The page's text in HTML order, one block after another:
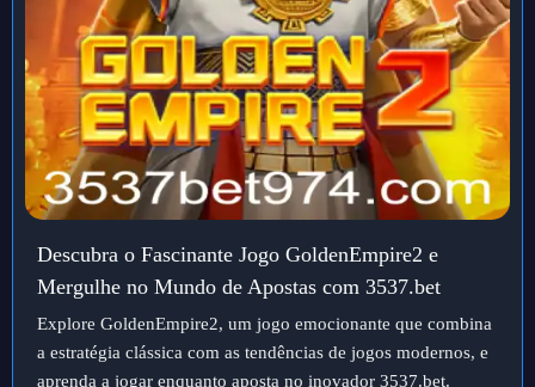
Descubra o Fascinante Jogo GoldenEmpire2 e
Mergulhe no Mundo de Apostas com 3537.bet
Explore GoldenEmpire2, um jogo emocionante que combina
a estratégia clássica com as tendências de jogos modernos, e
aprenda a jogar enquanto aposta no inovador 3537.bet.